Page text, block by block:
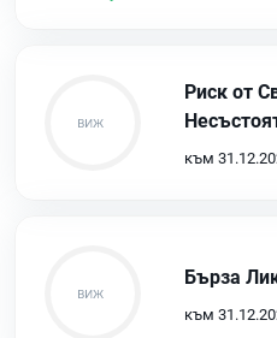
Риск от
към
Бърза
към